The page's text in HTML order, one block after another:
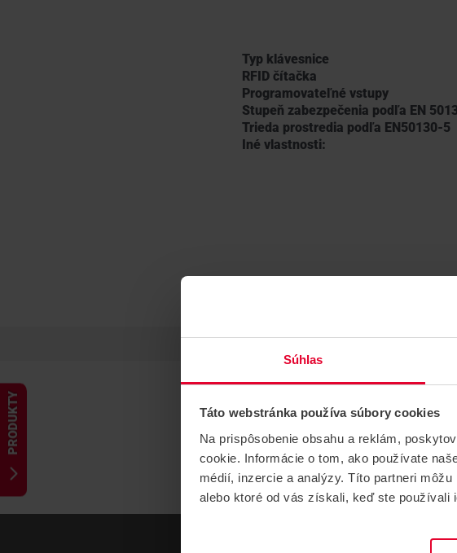
Súhlas
Táto webstránka používa súbory cookies
Na prispôsobenie obsahu a reklám,
cookie. Informácie o tom, ako používate
médií, inzercie a analýzy. Títo partneri
alebo ktoré od vás získali, keď ste používali
PRODUKTY
Typ klávesnice
RFID čítačka
Programovateľné vstupy
Stupeň zabezpečenia podľa EN
Trieda prostredia podľa EN50130-5
Iné vlastnosti: